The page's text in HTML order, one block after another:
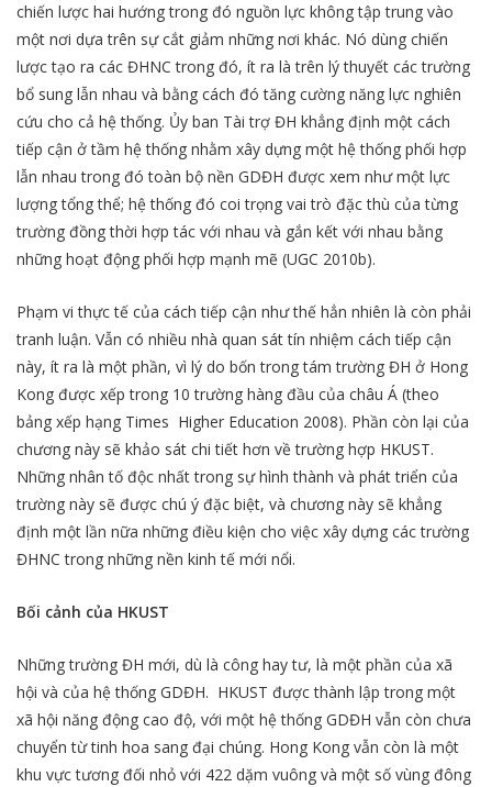
chiến lược hai hướng trong đó nguồn lực không tập trung vào
một nơi dựa trên sự cắt giảm những nơi khác. Nó dùng chiến
lược tạo ra các ĐHNC trong đó, ít ra là trên lý thuyết các trường
bổ sung lẫn nhau và bằng cách đó tăng cường năng lực nghiên
cứu cho cả hệ thống. Ủy ban Tài trợ ĐH khẳng định một cách
tiếp cận ở tầm hệ thống nhằm xây dựng một hệ thống phối hợp
lẫn nhau trong đó toàn bộ nền GDĐH được xem như một lực
lượng tổng thể; hệ thống đó coi trọng vai trò đặc thù của từng
trường đồng thời hợp tác với nhau và gắn kết với nhau bằng
những hoạt động phối hợp mạnh mẽ (UGC 2010b).
Phạm vi thực tế của cách tiếp cận như thế hẳn nhiên là còn phải
tranh luận. Vẫn có nhiều nhà quan sát tín nhiệm cách tiếp cận
này, ít ra là một phần, vì lý do bốn trong tám trường ĐH ở Hong
Kong được xếp trong 10 trường hàng đầu của châu Á (theo
bảng xếp hạng Times Higher Education 2008). Phần còn lại của
chương này sẽ khảo sát chi tiết hơn về trường hợp HKUST.
Những nhân tố độc nhất trong sự hình thành và phát triển của
trường này sẽ được chú ý đặc biệt, và chương này sẽ khẳng
định một lần nữa những điều kiện cho việc xây dựng các trường
ĐHNC trong những nền kinh tế mới nổi.
Bối cảnh của HKUST
Những trường ĐH mới, dù là công hay tư, là một phần của xã
hội và của hệ thống GDĐH. HKUST được thành lập trong một
xã hội năng động cao độ, với một hệ thống GDĐH vẫn còn chưa
chuyển từ tinh hoa sang đại chúng. Hong Kong vẫn còn là một
khu vực tương đối nhỏ với 422 dặm vuông và một số vùng đông